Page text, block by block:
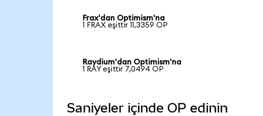
Frax'dan Optimism'na
1 FRAX eşittir 11,3359 OP
Raydium'dan Optimism'na
1 RAY eşittir 7,0494 OP
Saniyeler içinde OP edinin